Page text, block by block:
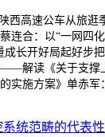
高速公车从旅逛
连合：以“一网四
成长开好局起好步
解读《关于支撑
实施方案》单赤军
系统范畴的代表